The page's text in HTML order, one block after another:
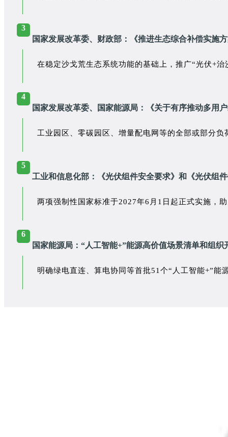
3
国家发展改革委、财政部：《推进生态综合补偿实施
在稳定沙戈荒生态系统功能的基础上，推广“光伏+治
4
国家发展改革委、国家能源局：《关于有序推动多用
工业园区、零碳园区、 增量配电网 等的全部或部分负
5
工业和信息化部：《光伏组件安全要求》和《光伏组
两项强制性国家标准于2027年6月1日起正式实施，
6
国家能源局：“人工智能+”能源高价值场景清单和组
明确绿电直连、算电协同等首批51个“人工智能+”能